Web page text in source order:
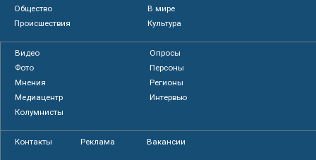
Общество
В мире
Происшествия
Культура
Видео
Опросы
Фото
Персоны
Мнения
Регионы
Медиацентр
Интервью
Колумнисты
Контакты Реклама Вакансии